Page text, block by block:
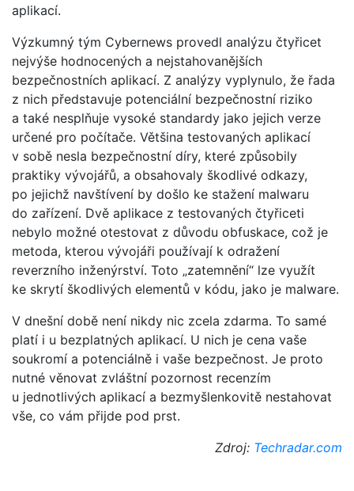
aplikací.
Výzkumný tým Cybernews provedl analýzu čtyřicet
nejvýše hodnocených a nejstahovanějších
bezpečnostních aplikací. Z analýzy vyplynulo, že řada
z nich představuje potenciální bezpečnostní riziko
a také nesplňuje vysoké standardy jako jejich verze
určené pro počítače. Většina testovaných aplikací
v sobě nesla bezpečnostní díry, které způsobily
praktiky vývojářů, a obsahovaly škodlivé odkazy,
po jejichž navštívení by došlo ke stažení malwaru
do zařízení. Dvě aplikace z testovaných čtyřiceti
nebylo možné otestovat z důvodu obfuskace, což je
metoda, kterou vývojáři používají k odražení
reverzního inženýrství. Toto „zatemnění“ lze využít
ke skrytí škodlivých elementů v kódu, jako je malware.
V dnešní době není nikdy nic zcela zdarma. To samé
platí i u bezplatných aplikací. U nich je cena vaše
soukromí a potenciálně i vaše bezpečnost. Je proto
nutné věnovat zvláštní pozornost recenzím
u jednotlivých aplikací a bezmyšlenkovitě nestahovat
vše, co vám přijde pod prst.
Zdroj: Techradar.com